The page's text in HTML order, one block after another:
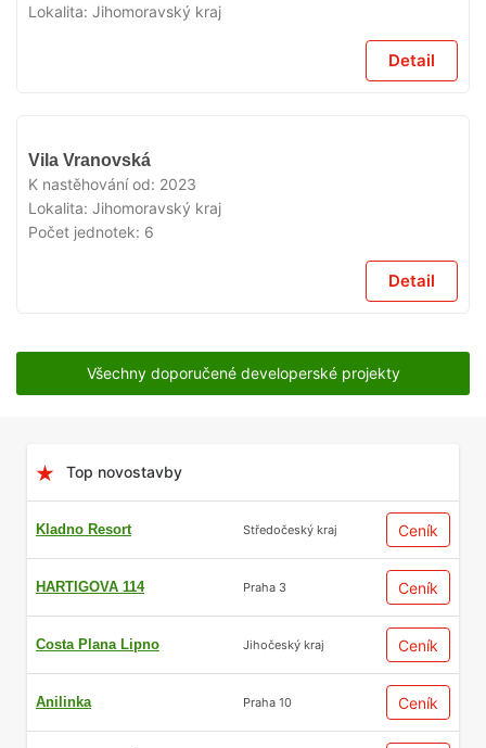
Lokalita: Jihomoravský kraj
Detail
Vila Vranovská
K nastěhování od: 2023
Lokalita: Jihomoravský kraj
Počet jednotek: 6
Detail
Všechny doporučené developerské projekty
Top novostavby
Kladno Resort Středočeský kraj Ceník
HARTIGOVA 114 Praha 3 Ceník
Costa Plana Lipno Jihočeský kraj Ceník
Anilinka Praha 10 Ceník